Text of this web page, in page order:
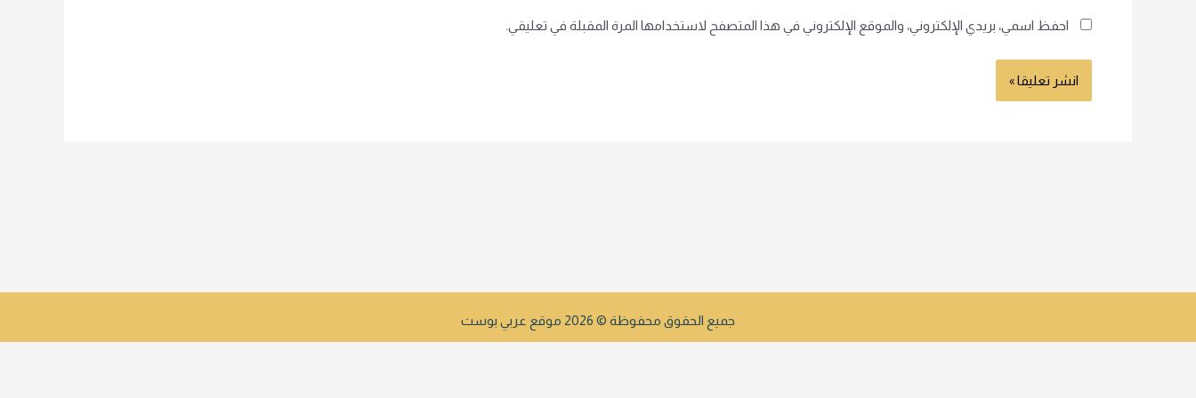
احفظ اسمي، بريدي الإلكتروني، والموقع الإلكتروني في هذا المتصفح لاستخدامها المرة المقبلة في تعليقي.
جميع الحقوق محفوظة © 2026 موقع عربي بوست